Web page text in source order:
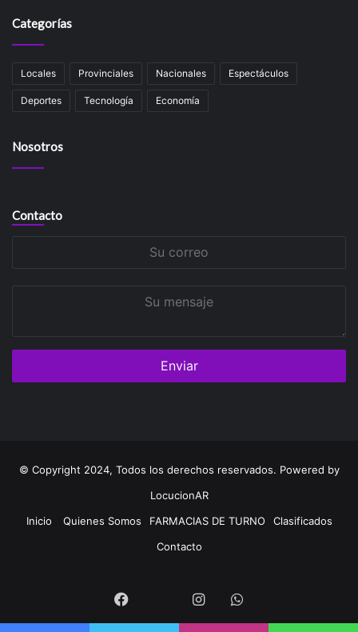
Categorías
Locales Provinciales Nacionales Espectáculos
Deportes Tecnología Economía
Nosotros
Contacto
© Copyright 2024, Todos los derechos reservados. Powered by
LocucionAR
Inicio
Quienes Somos FARMACIAS DE TURNO
Clasificados
Contacto
Facebook InstagramWhatsapp